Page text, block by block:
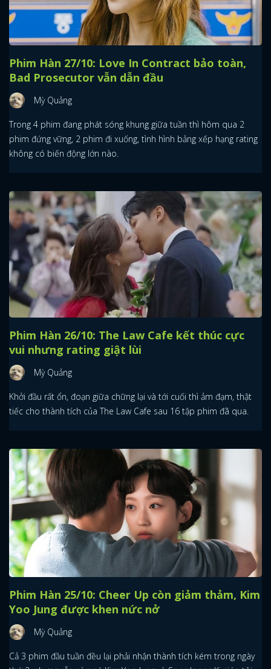
Phim Hàn 27/10: Love In Contract bảo toàn,
Bad Prosecutor vẫn dẫn đầu
Mỳ Quảng
Trong 4 phim đang phát sóng khung giữa tuần thì hôm qua 2
phim đứng vững, 2 phim đi xuống, tình hình bảng xếp hạng rating
không có biến động lớn nào.
Phim Hàn 26/10: The Law Cafe kết thúc cực
vui nhưng rating giật lùi
Mỳ Quảng
Khởi đầu rất ổn, đoạn giữa chững lại và tới cuối thì ảm đạm, thật
tiếc cho thành tích của The Law Cafe sau 16 tập phim đã qua.
Phim Hàn 25/10: Cheer Up còn giảm thảm, Kim
Yoo Jung được khen nức nở
Mỳ Quảng
Cả 3 phim đầu tuần đều lại phải nhận thành tích kém trong ngày